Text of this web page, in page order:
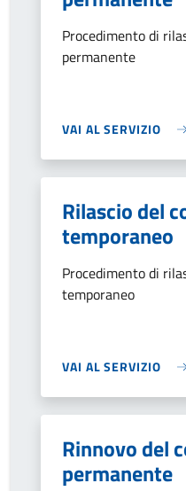
Procedimento di
permanente
VAI AL SERVIZIO
Rilascio del
temporaneo
Procedimento di
temporaneo
VAI AL SERVIZIO
Rinnovo del
permanente